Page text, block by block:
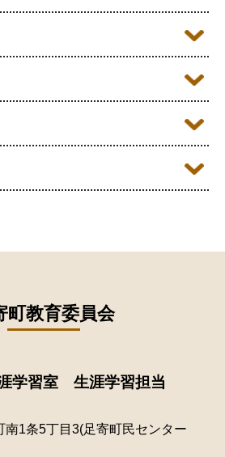
町教育委員会
学習室 生涯学習担当
南1条5丁目3(足寄町民センター